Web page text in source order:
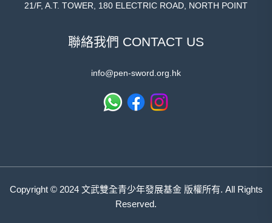
21/F, A.T. TOWER, 180 ELECTRIC ROAD, NORTH POINT
聯絡我們 CONTACT US
info@pen-sword.org.hk
Copyright © 2024 文武雙全青少年發展基金 版權所有. All Rights
Reserved.